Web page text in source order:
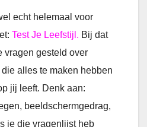
echt helemaal voor
Test Je Leefstijl. Bij dat
vragen gesteld over
alles te maken hebben
jij leeft. Denk aan:
beeldschermgedrag,
je die vragenlijst heb